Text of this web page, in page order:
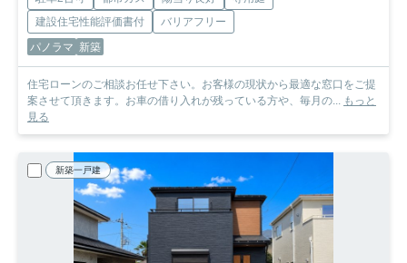
建設住宅性能評価書付
バリアフリー
パノラマ 新築
住宅ローンのご相談お任せ下さい。お客様の現状から最適な窓口をご提
案させて頂きます。お車の借り入れが残っている方や、毎月の... もっと
見る
新築一戸建